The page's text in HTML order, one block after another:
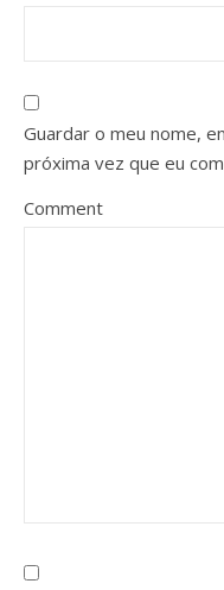
Guardar o meu nome,
próxima vez que eu
Comment